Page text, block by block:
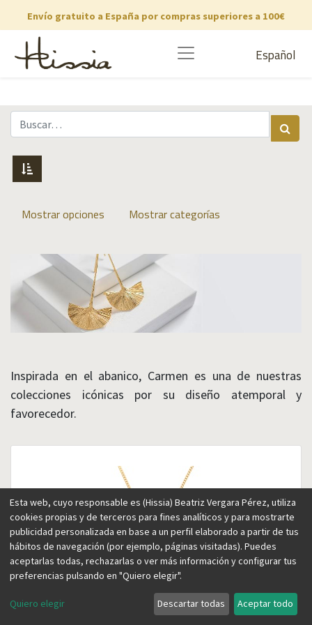
Envío gratuito a España por compras superiores a 100€
Español
Mostrar opciones Mostrar categorías
Inspirada en el abanico, Carmen es una de nuestras
colecciones icónicas por su diseño atemporal y
favorecedor.
Esta web, cuyo responsable es (Hissia) Beatriz Vergara Pérez, utiliza
cookies propias y de terceros para fines analíticos y para mostrarte
publicidad personalizada en base a un perfil elaborado a partir de tus
hábitos de navegación (por ejemplo, páginas visitadas). Puedes
aceptarlas todas, rechazarlas o ver más información y configurar tus
preferencias pulsando en "Quiero elegir".
Quiero elegir Descartar todas Aceptar todo